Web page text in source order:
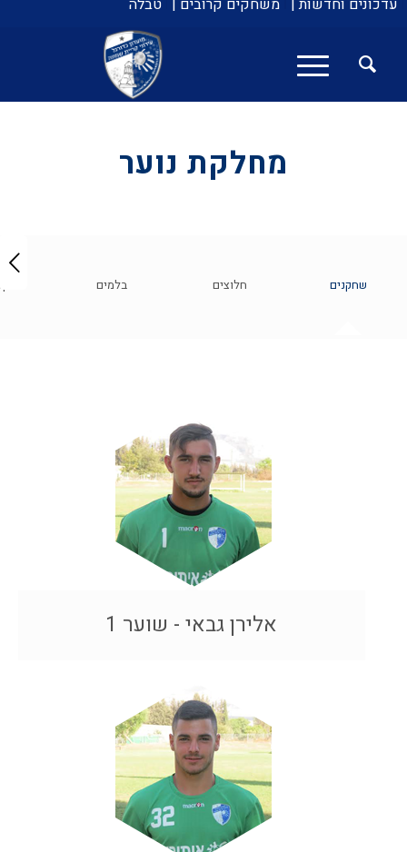
עדכונים וחדשות | משחקים קרובים | טבלה
מחלקת נוער
שחקנים חלוצים בלמים
אלירן גבאי - שוער 1